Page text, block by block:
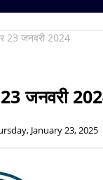
23 जनवरी 2024
23 जनवरी
January 23, 2025